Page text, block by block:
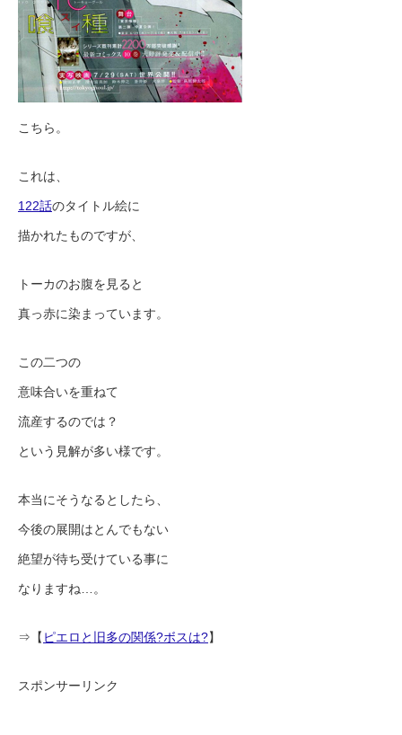
こちら。
これは、
122話のタイトル絵に
描かれたものですが、
トーカのお腹を見ると
真っ赤に染まっています。
この二つの
意味合いを重ねて
流産するのでは？
という見解が多い様です。
本当にそうなるとしたら、
今後の展開はとんでもない
絶望が待ち受けている事に
なりますね…。
⇒【 ピエロと旧多の関係?ボスは?】
スポンサーリンク